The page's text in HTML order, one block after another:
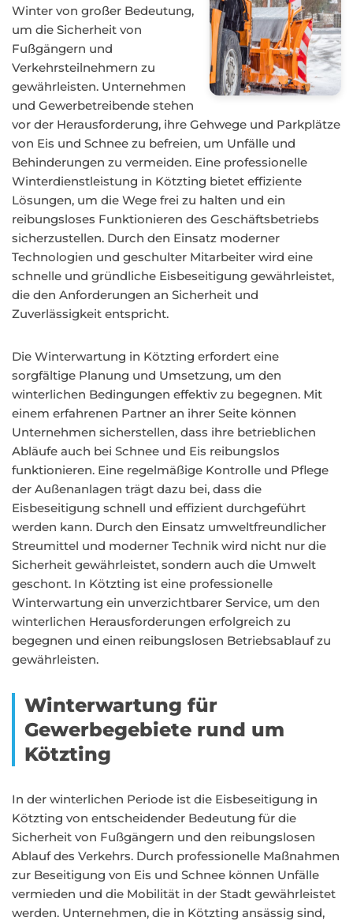
Winter von großer Bedeutung,
um die Sicherheit von
Fußgängern und
Verkehrsteilnehmern zu
gewährleisten. Unternehmen
und Gewerbetreibende stehen
vor der Herausforderung, ihre Gehwege und Parkplätze
von Eis und Schnee zu befreien, um Unfälle und
Behinderungen zu vermeiden. Eine professionelle
Winterdienstleistung in Kötzting bietet effiziente
Lösungen, um die Wege frei zu halten und ein
reibungsloses Funktionieren des Geschäftsbetriebs
sicherzustellen. Durch den Einsatz moderner
Technologien und geschulter Mitarbeiter wird eine
schnelle und gründliche Eisbeseitigung gewährleistet,
die den Anforderungen an Sicherheit und
Zuverlässigkeit entspricht.
Die Winterwartung in Kötzting erfordert eine
sorgfältige Planung und Umsetzung, um den
winterlichen Bedingungen effektiv zu begegnen. Mit
einem erfahrenen Partner an ihrer Seite können
Unternehmen sicherstellen, dass ihre betrieblichen
Abläufe auch bei Schnee und Eis reibungslos
funktionieren. Eine regelmäßige Kontrolle und Pflege
der Außenanlagen trägt dazu bei, dass die
Eisbeseitigung schnell und effizient durchgeführt
werden kann. Durch den Einsatz umweltfreundlicher
Streumittel und moderner Technik wird nicht nur die
Sicherheit gewährleistet, sondern auch die Umwelt
geschont. In Kötzting ist eine professionelle
Winterwartung ein unverzichtbarer Service, um den
winterlichen Herausforderungen erfolgreich zu
begegnen und einen reibungslosen Betriebsablauf zu
gewährleisten.
Winterwartung für
Gewerbegebiete rund um
Kötzting
In der winterlichen Periode ist die Eisbeseitigung in
Kötzting von entscheidender Bedeutung für die
Sicherheit von Fußgängern und den reibungslosen
Ablauf des Verkehrs. Durch professionelle Maßnahmen
zur Beseitigung von Eis und Schnee können Unfälle
vermieden und die Mobilität in der Stadt gewährleistet
werden. Unternehmen, die in Kötzting ansässig sind,